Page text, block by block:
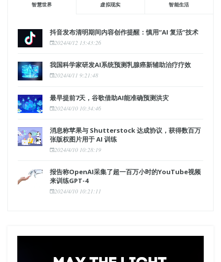
智慧世界 虚拟现实 智能生活
抖音发布清明期间内容创作提醒：慎用“AI 复活”技术
2024/4/12 13:43:26
我国科学家研发AI系统预测乳腺癌新辅助治疗疗效
2024/4/11 9:21:48
最早提前7天，谷歌借助AI能准确预测洪灾
2024/4/10 10:34:46
消息称苹果与 Shutterstock 达成协议，获得数百万
张版权图片用于 AI 训练
2024/4/10 10:28:19
报告称OpenAI采集了超一百万小时的YouTube视频
来训练GPT-4
2024/4/10 10:21:11